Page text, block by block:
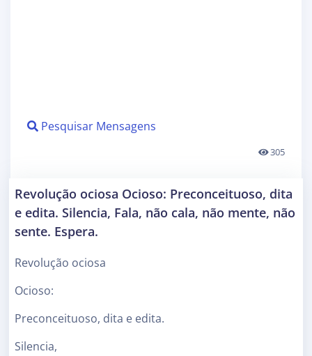
Pesquisar Mensagens
305
Revolução ociosa Ocioso: Preconceituoso, dita
e edita. Silencia, Fala, não cala, não mente, não
sente. Espera.
Revolução ociosa
Ocioso:
Preconceituoso, dita e edita.
Silencia,